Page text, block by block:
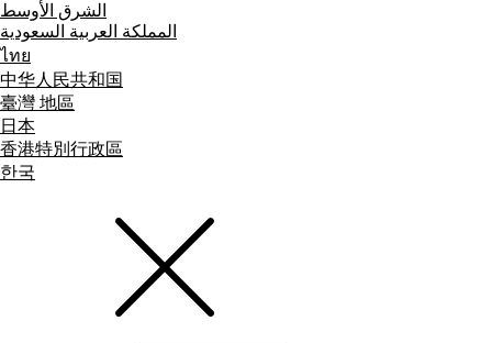
الشرق الأوسط
المملكة العربية السعودية
ไทย
中华人民共和国
臺灣 地區
日本
香港特別行政區
한국